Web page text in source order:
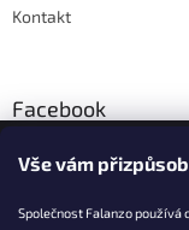
Vše vám
Společnost Falanzo používá
Kontakt
Facebook